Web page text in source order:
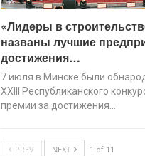
«Лидеры в
названы лучшие
достижения…
7 июля в Минске были
XХIII Республиканского
премии за достижения…
PREV NEXT 1 of 11